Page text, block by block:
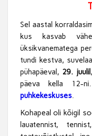
Sel aastal
kus kasvab
üksikvanematega
tundi kestva,
pühapäeval, 29. juulil
päeva kella 12-
puhkekeskuses.
Kohapeal oli kõigil
lauatennist,